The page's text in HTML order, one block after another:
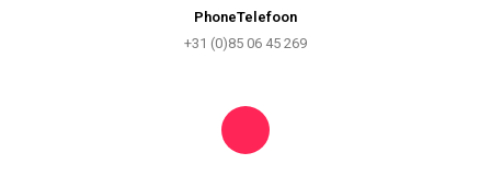
PhoneTelefoon
+31 (0)85 06 45 269